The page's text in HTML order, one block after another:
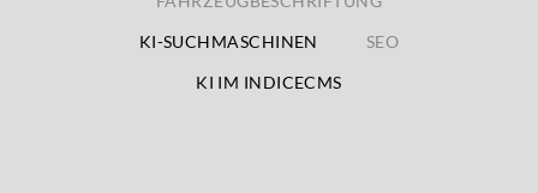
KI-SUCHMASCHINEN
SEO
KI IM INDICECMS